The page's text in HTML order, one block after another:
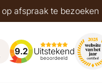
op afspraak te bezoeken
9.2 Uitstekend
beoordeeld